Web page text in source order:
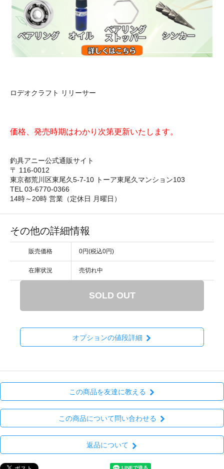
ロデオクラフト リリーサー
価格、発売時期はわかり次第更新いたします。
釣具アニー公式通販サイト
〒 116-0012
東京都荒川区東尾久5-7-10 トーア東尾久マンション103
TEL 03-6770-0366
14時～20時 営業（定休日 月曜日）
その他の詳細情報
販売価格 0円(税込0円)
在庫状況 売切れ中
SOLD OUT
オプションの値段詳細
この商品を友達に教える
この商品について問い合わせる
返品について